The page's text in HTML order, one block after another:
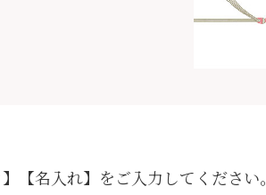
【名入れ】をご入力してください。